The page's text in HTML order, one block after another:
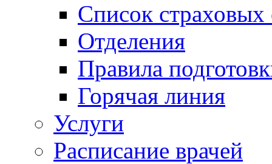
Список страховых
Отделения
Правила
Горячая линия
Услуги
Расписание врачей